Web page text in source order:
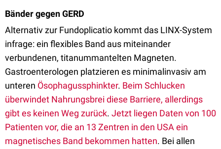
Bänder gegen GERD
Alternativ zur Fundoplicatio kommt das LINX-System
infrage: ein flexibles Band aus miteinander
verbundenen, titanummantelten Magneten.
Gastroenterologen platzieren es minimalinvasiv am
unteren Ösophagussphinkter. Beim Schlucken
überwindet Nahrungsbrei diese Barriere, allerdings
gibt es keinen Weg zurück. Jetzt liegen Daten von 100
Patienten vor, die an 13 Zentren in den USA ein
magnetisches Band bekommen hatten. Bei allen